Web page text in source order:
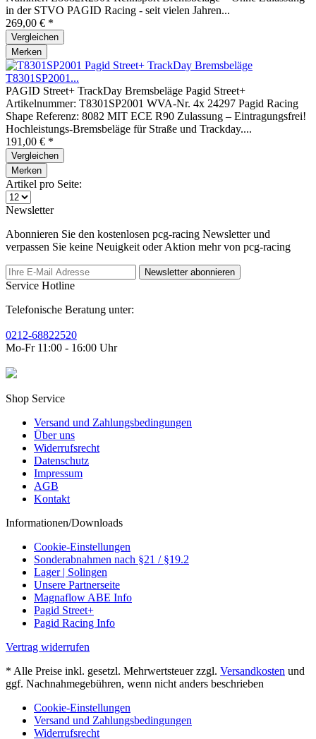
in der STVO PAGID Racing - seit vielen Jahren...
269,00 € *
Vergleichen
Merken
Pagid Street+ TrackDay Bremsbeläge
T8301SP2001...
PAGID Street+ TrackDay Bremsbeläge Pagid Street+
Artikelnummer: T8301SP2001 WVA-Nr. 4x 24297 Pagid Racing
Shape Referenz: 8082 MIT ECE R90 Zulassung – Eintragungsfrei!
Hochleistungs-Bremsbeläge für Straße und Trackday....
191,00 € *
Vergleichen
Merken
Artikel pro Seite:
Newsletter
Abonnieren Sie den kostenlosen pcg-racing Newsletter und
verpassen Sie keine Neuigkeit oder Aktion mehr von pcg-racing
Newsletter abonnieren
Service Hotline
Telefonische Beratung unter:
0212-68822520
Mo-Fr 11:00 - 16:00 Uhr
Shop Service
Versand und Zahlungsbedingungen
Über uns
Widerrufsrecht
Datenschutz
Impressum
AGB
Kontakt
Informationen/Downloads
Cookie-Einstellungen
Sonderabnahmen nach §21 / §19.2
Lager | Solingen
Unsere Partnerseite
Magnaflow ABE Info
Pagid Street+
Pagid Racing Info
Vertrag widerrufen
* Alle Preise inkl. gesetzl. Mehrwertsteuer zzgl. Versandkosten und
ggf. Nachnahmegebühren, wenn nicht anders beschrieben
Cookie-Einstellungen
Versand und Zahlungsbedingungen
Widerrufsrecht